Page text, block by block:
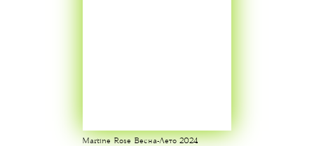
Martine Rose Весна-Лето 2024